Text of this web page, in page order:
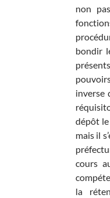
non
bondir
inverse
dépôt le
mais il
cours
la